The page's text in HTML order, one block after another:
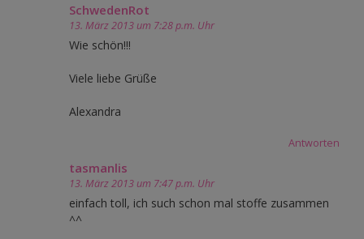
SchwedenRot
13. März 2013 um 7:28 p.m. Uhr
Wie schön!!!
Viele liebe Grüße
Alexandra
Antworten
tasmanlis
13. März 2013 um 7:47 p.m. Uhr
einfach toll, ich such schon mal stoffe zusammen
^^